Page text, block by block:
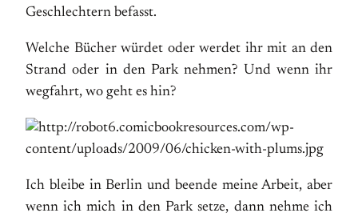
Geschlechtern befasst.
Welche Bücher würdet oder werdet ihr mit an den
Strand oder in den Park nehmen? Und wenn ihr
wegfahrt, wo geht es hin?
Ich bleibe in Berlin und beende meine Arbeit, aber
wenn ich mich in den Park setze, dann nehme ich